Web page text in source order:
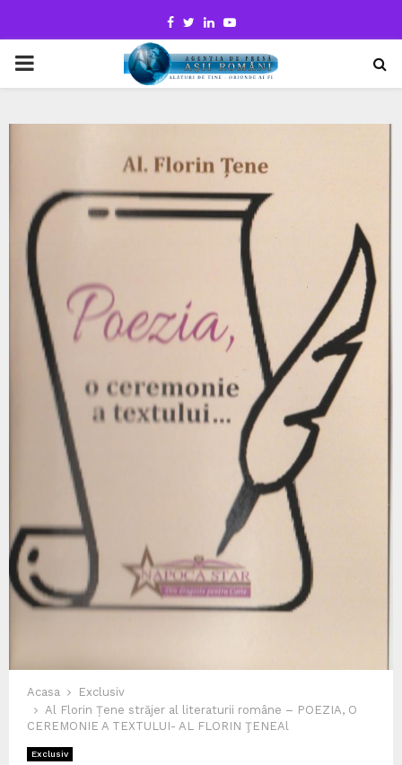
Facebook
TwitterLinkedinYoutube
PRIMARY
Acasa
Exclusiv
Al Florin Țene străjer al literaturii române – POEZIA, O
CEREMONIE A TEXTULUI- AL FLORIN ŢENEAl
Exclusiv